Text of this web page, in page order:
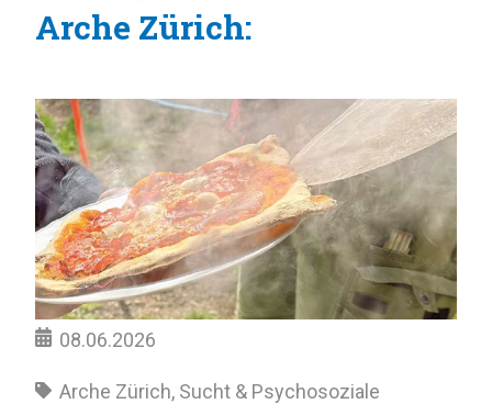
Arche Zürich:
08.06.2026
Arche Zürich, Sucht & Psychosoziale